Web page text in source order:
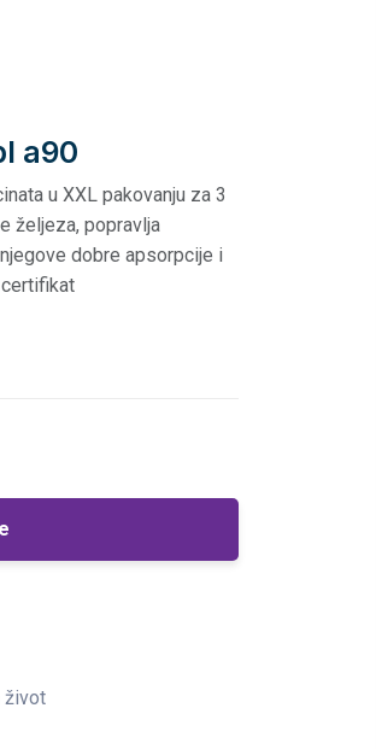
a90
u XXL pakovanju za 3
željeza, popravlja
dobre apsorpcije i
život